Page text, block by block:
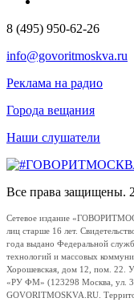
8 (495) 950-62-26
info@govoritmoskva.ru
Реклама на радио
Города вещания
Наши слушатели
Все права защищены.
Сетевое издание
лиц старше 16 лет.
года выдано Федеральной
технологий и массовых
Хорошевская, дом 12, пом. 22.
«РУ ФМ» (123298 Москва, ул.
GOVORITMOSKVA.RU.